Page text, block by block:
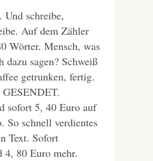
Und schreibe,
Auf dem Zähler
Wörter. Mensch, was
dazu sagen? Schweiß
getrunken, fertig.
sofort 5, 40 Euro auf
So schnell verdientes
Text. Sofort
4, 80 Euro mehr.